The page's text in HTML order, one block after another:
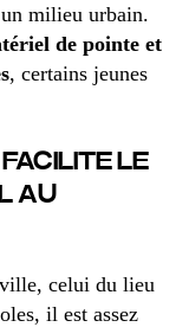
milieu urbain.
de pointe et
, certains jeunes
LE
AU
celui du lieu
il est assez